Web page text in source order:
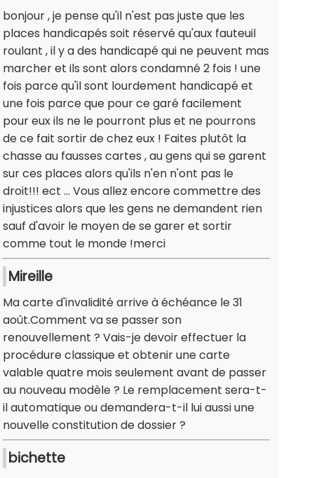
bonjour , je pense qu'il n'est pas juste que les
places handicapés soit réservé qu'aux fauteuil
roulant , il y a des handicapé qui ne peuvent mas
marcher et ils sont alors condamné 2 fois ! une
fois parce qu'il sont lourdement handicapé et
une fois parce que pour ce garé facilement
pour eux ils ne le pourront plus et ne pourrons
de ce fait sortir de chez eux ! Faites plutôt la
chasse au fausses cartes , au gens qui se garent
sur ces places alors qu'ils n'en n'ont pas le
droit!!! ect ... Vous allez encore commettre des
injustices alors que les gens ne demandent rien
sauf d'avoir le moyen de se garer et sortir
comme tout le monde !merci
Mireille
Ma carte d'invalidité arrive à échéance le 31
août.Comment va se passer son
renouvellement ? Vais-je devoir effectuer la
procédure classique et obtenir une carte
valable quatre mois seulement avant de passer
au nouveau modèle ? Le remplacement sera-t-
il automatique ou demandera-t-il lui aussi une
nouvelle constitution de dossier ?
bichette